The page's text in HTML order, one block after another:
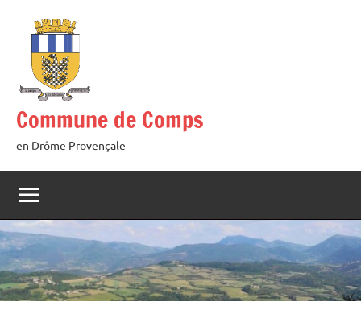
contenu
Commune de Comps
en Drôme Provençale